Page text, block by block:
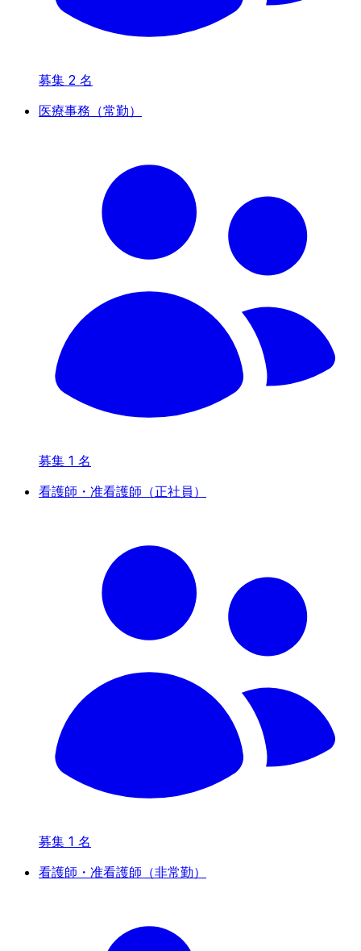
募集 2 名
医療事務（常勤）
募集 1 名
看護師・准看護師（正社員）
募集 1 名
看護師・准看護師（非常勤）